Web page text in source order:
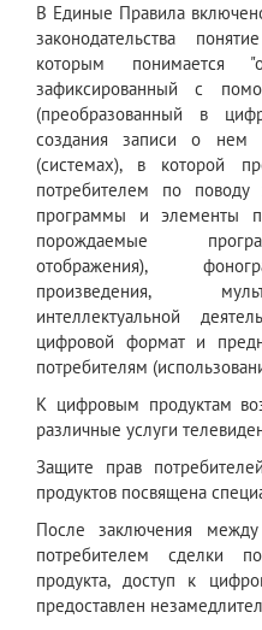
В Единые Правила
законодательства
которым понимается
зафиксированный с
(преобразованный в
создания записи о нем
(системах), в которой
потребителем по
программы и элементы
порождаемые
отображения),
произведения,
интеллектуальной
цифровой формат и
потребителям
К цифровым продуктам
различные услуги
Защите прав
продуктов посвящена
После заключения
потребителем сделки
продукта, доступ к
предоставлен